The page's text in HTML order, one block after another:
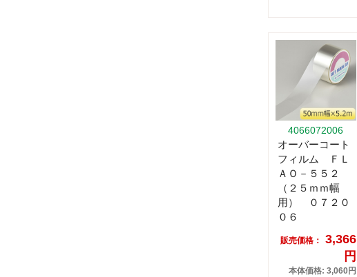
4066072006
オーバーコート
フィルム ＦＬ
ＡＯ－５５２
（２５ｍｍ幅
用） ０７２０
０６
販売価格：
3,366
円
本体価格: 3,060円